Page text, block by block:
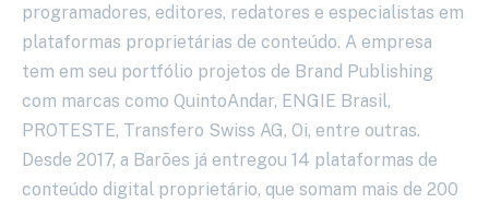
programadores, editores, redatores e especialistas em
plataformas proprietárias de conteúdo. A empresa
tem em seu portfólio projetos de Brand Publishing
com marcas como QuintoAndar, ENGIE Brasil,
PROTESTE, Transfero Swiss AG, Oi, entre outras.
Desde 2017, a Barões já entregou 14 plataformas de
conteúdo digital proprietário, que somam mais de 200